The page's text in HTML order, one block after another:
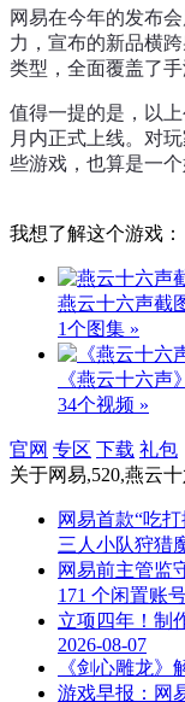
网易在今年的发布
力，宣布的新品横
类型，全面覆盖了手
值得一提的是，以
月内正式上线。对
些游戏，也算是一个
我想了解这个游戏：
燕云十六声截
1个图集 »
《燕云十六声
34个视频 »
官网 专区 下载 礼包
关于网易,520,燕云
网易首款“吃
三人小队狩猎
网易前主管监
171 个闲置账
立项四年！制
2026-08-07
《剑心雕龙
游戏早报：网